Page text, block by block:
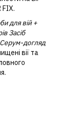
FIX.
для вій +
Засіб
догляд
вії та